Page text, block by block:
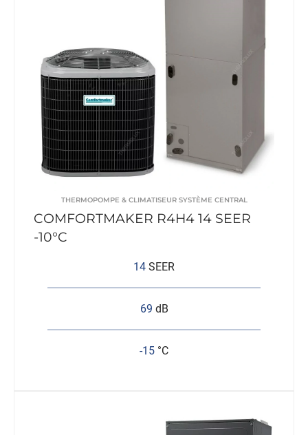
THERMOPOMPE & CLIMATISEUR SYSTÈME CENTRAL
COMFORTMAKER R4H4 14 SEER
-10°C
14 SEER
69 dB
-15 °C